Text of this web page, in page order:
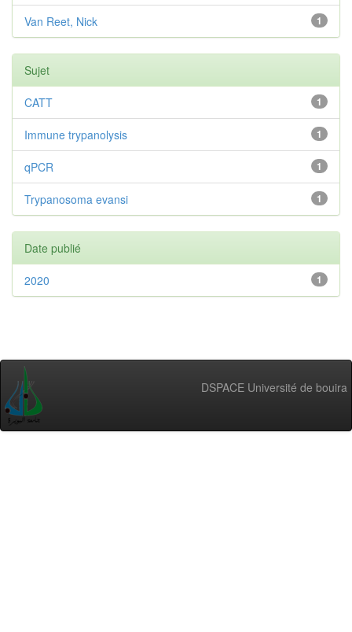
1
Van Reet, Nick
Sujet
1
CATT
1
Immune trypanolysis
1
qPCR
1
Trypanosoma evansi
Date publié
1
2020
DSPACE Université de bouira